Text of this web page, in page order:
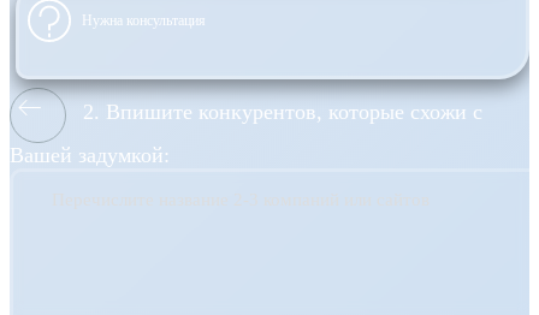
Нужна консультация
2. Впишите конкурентов, которые схожи с
Вашей задумкой: